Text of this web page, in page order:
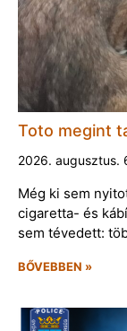
Toto megint
2026. augusztus.
Még ki sem
cigaretta- és
sem tévedett:
BŐVEBBEN »